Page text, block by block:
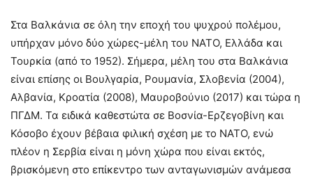
Στα Βαλκάνια σε όλη την εποχή του ψυχρού πολέμου,
υπήρχαν μόνο δύο χώρες-μέλη του ΝΑΤΟ, Ελλάδα και
Τουρκία (από το 1952). Σήμερα, μέλη του στα Βαλκάνια
είναι επίσης οι Βουλγαρία, Ρουμανία, Σλοβενία (2004),
Αλβανία, Κροατία (2008), Μαυροβούνιο (2017) και τώρα η
ΠΓΔΜ. Τα ειδικά καθεστώτα σε Βοσνία-Ερζεγοβίνη και
Κόσοβο έχουν βέβαια φιλική σχέση με το ΝΑΤΟ, ενώ
πλέον η Σερβία είναι η μόνη χώρα που είναι εκτός,
βρισκόμενη στο επίκεντρο των ανταγωνισμών ανάμεσα